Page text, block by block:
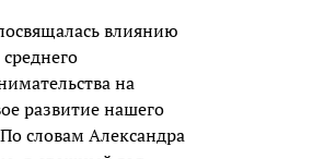
влиянию
на
развитие нашего
словам Александра